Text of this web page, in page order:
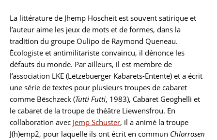
La littérature de Jhemp Hoscheit est souvent satirique et
l’auteur aime les jeux de mots et de formes, dans la
tradition du groupe Oulipo de Raymond Queneau.
Écologiste et antimilitariste convaincu, il dénonce les
défauts du monde. Par ailleurs, il est membre de
l’association LKE (Lëtzebuerger Kabarets-Entente) et a écrit
une série de textes pour plusieurs troupes de cabaret
comme Bëschzeck (Tutti Futti, 1983), Cabaret Geoghelli et
le cabaret de la troupe de théâtre Liewensfrou. En
collaboration avec Jemp Schuster, il a animé la troupe
J(h)emp2, pour laquelle ils ont écrit en commun Chlorrosen